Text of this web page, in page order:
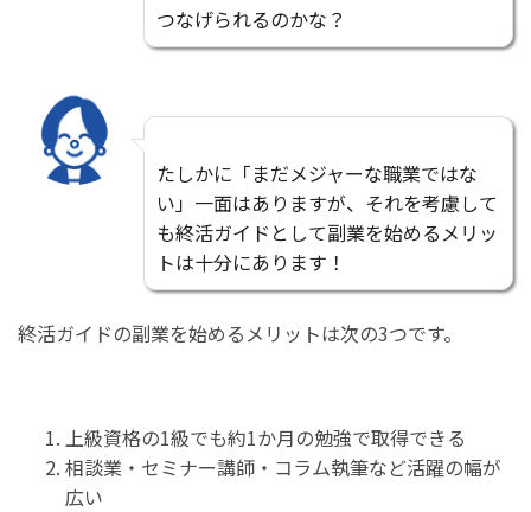
つなげられるのかな？
たしかに「まだメジャーな職業ではな
い」一面はありますが、それを考慮して
も終活ガイドとして副業を始めるメリッ
トは十分にあります！
終活ガイドの副業を始めるメリットは次の3つです。
上級資格の1級でも約1か月の勉強で取得できる
相談業・セミナー講師・コラム執筆など活躍の幅が
広い